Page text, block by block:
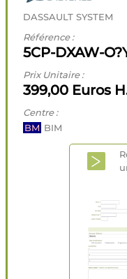
DASSAULT SYSTEM
Référence :
5CP-DXAW-
Prix Unitaire :
399,00 Euros
Centre :
BM BIM